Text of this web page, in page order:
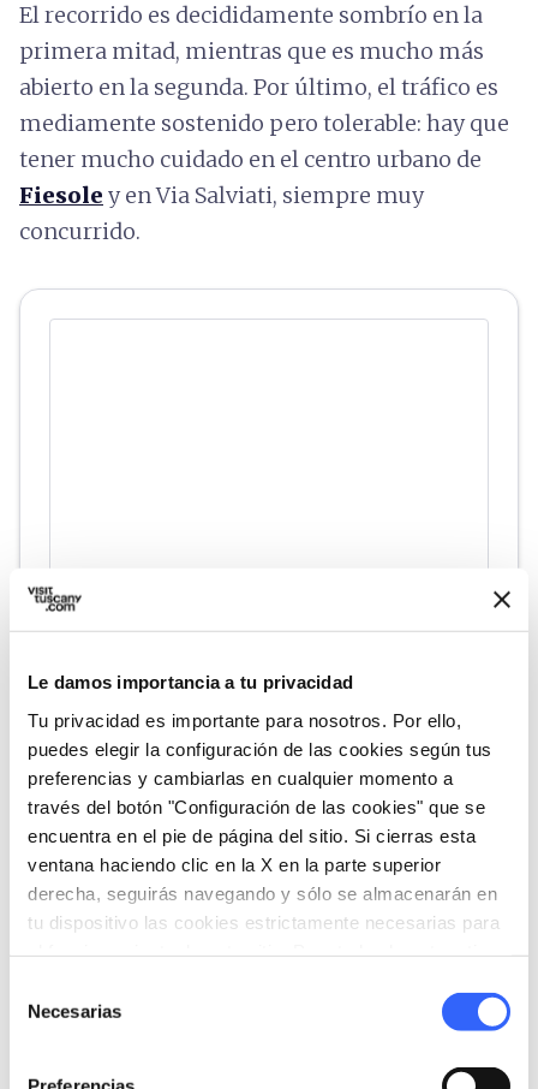
Le damos importancia a tu privacidad
Tu privacidad es importante para nosotros. Por ello,
puedes elegir la configuración de las cookies según tus
preferencias y cambiarlas en cualquier momento a
través del botón "Configuración de las cookies" que se
encuentra en el pie de página del sitio. Si cierras esta
ventana haciendo clic en la X en la parte superior
derecha, seguirás navegando y sólo se almacenarán en
tu dispositivo las cookies estrictamente necesarias para
Necesarias
El recorrido es decididamente sombrío en la
primera mitad, mientras que es mucho más
abierto en la segunda. Por último, el tráfico es
mediamente sostenido pero tolerable: hay que
tener mucho cuidado en el centro urbano de
Fiesole y en Via Salviati, siempre muy
concurrido.
vertical_align_top 525 mt
vertical_align_bottom
Informaciones
directions_bike
Tipo de bicicleta
straighten Longitud